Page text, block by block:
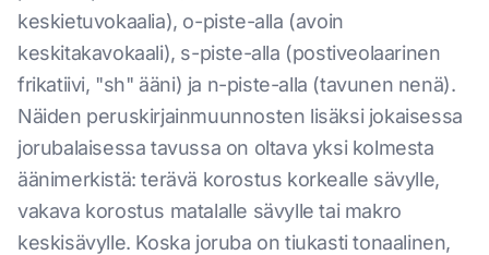
keskietuvokaalia), o-piste-alla (avoin
keskitakavokaali), s-piste-alla (postiveolaarinen
frikatiivi, "sh" ääni) ja n-piste-alla (tavunen nenä).
Näiden peruskirjainmuunnosten lisäksi jokaisessa
jorubalaisessa tavussa on oltava yksi kolmesta
äänimerkistä: terävä korostus korkealle sävylle,
vakava korostus matalalle sävylle tai makro
keskisävylle. Koska joruba on tiukasti tonaalinen,